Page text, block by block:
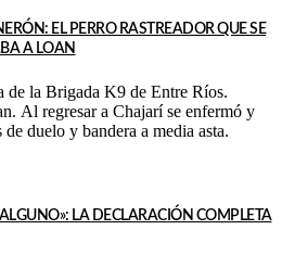
EL PERRO RASTREADOR QUE SE
A LOAN
de la Brigada K9 de Entre Ríos.
Al regresar a Chajarí se enfermó y
duelo y bandera a media asta.
LA DECLARACIÓN COMPLETA